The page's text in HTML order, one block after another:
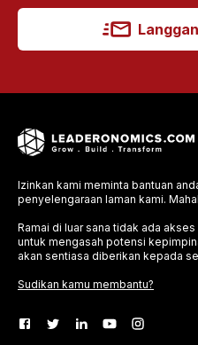
Izinkan kami meminta bantuan
penyelengaraan laman kami.
Ramai di luar sana tidak ada
untuk mengasah potensi
akan sentiasa diberikan kepada
Sudikan kamu membantu?